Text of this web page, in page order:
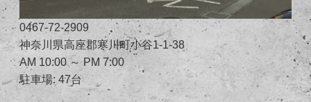
0467-72-2909
神奈川県高座郡寒川町小谷1-1-38
AM 10:00 ～ PM 7:00
駐車場: 47台